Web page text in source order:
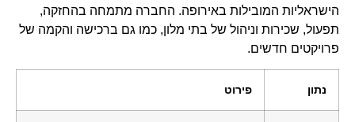
הישראליות המובילות באירופה. החברה מתמחה בהחזקה,
תפעול, שכירות וניהול של בתי מלון, כמו גם ברכישה והקמה של
פרויקטים חדשים.
נתון פירוט